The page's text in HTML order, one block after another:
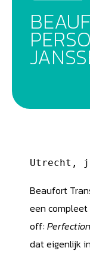
Utrecht,
Beaufort
een
off:
dat eigenlijk